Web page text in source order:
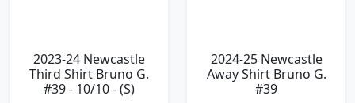
2023-24 Newcastle
Third Shirt Bruno G.
#39 - 10/10 - (S)
2024-25 Newcastle
Away Shirt Bruno G.
#39